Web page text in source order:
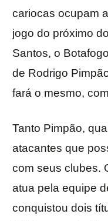
cariocas ocupam
jogo do próximo
Santos, o
de Rodrigo
fará o mesmo,
Tanto Pimpão,
atacantes que
com seus clubes.
atua pela equipe
conquistou dois